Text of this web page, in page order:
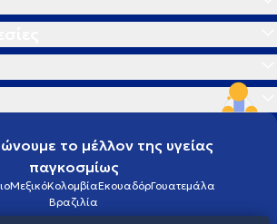
το μέλλον της υγείας
παγκοσμίως
ΜεξικόΚολομβίαΕκουαδόρΓουατεμάλα
Βραζιλία